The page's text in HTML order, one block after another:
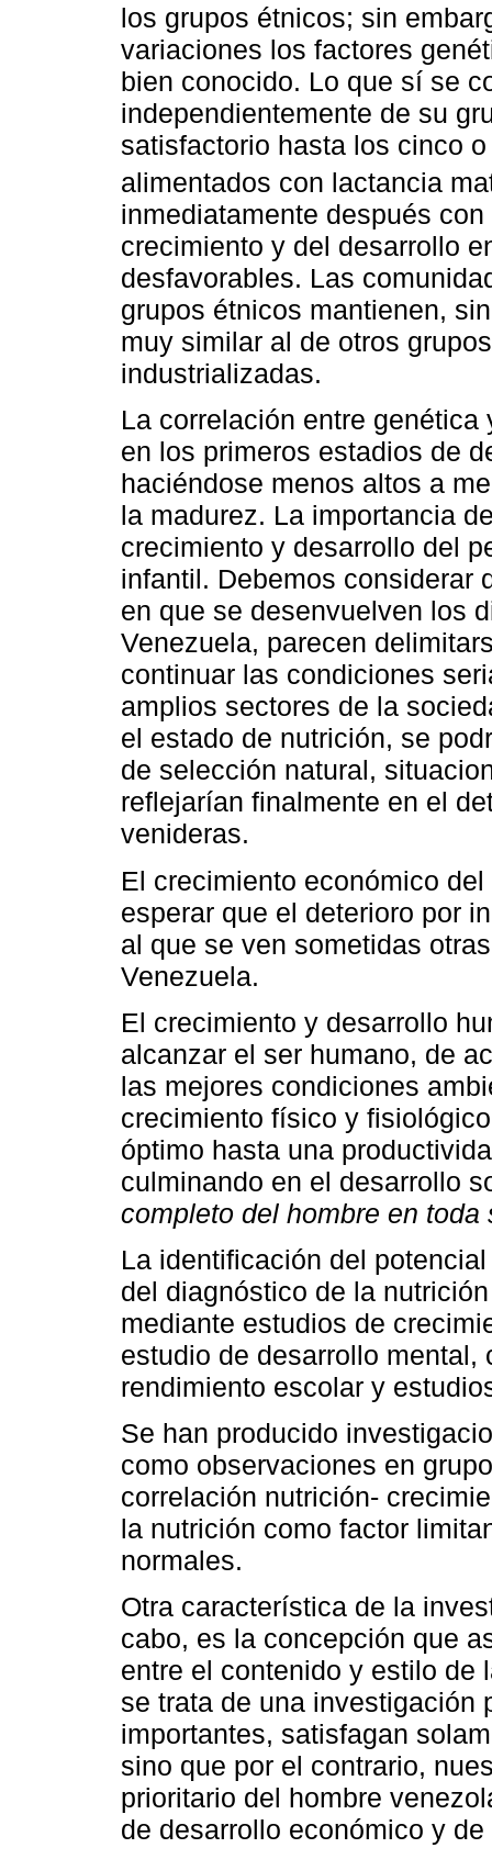
los grupos étnicos; sin
variaciones los factores
bien conocido. Lo que sí se
independientemente de su
satisfactorio hasta los cinco
alimentados con lactancia
inmediatamente después
crecimiento y del desarrollo
desfavorables. Las
grupos étnicos mantienen,
muy similar al de otros
industrializadas.
La correlación entre
en los primeros estadios de
haciéndose menos altos a
la madurez. La importancia
crecimiento y desarrollo del
infantil. Debemos considerar
en que se desenvuelven los
Venezuela, parecen
continuar las condiciones
amplios sectores de la
el estado de nutrición, se
de selección natural,
reflejarían finalmente en el
venideras.
El crecimiento económico
esperar que el deterioro por
al que se ven sometidas
Venezuela.
El crecimiento y desarrollo
alcanzar el ser humano, de
las mejores condiciones
crecimiento físico y
óptimo hasta una
culminando en el desarrollo
completo del hombre en
La identificación del
del diagnóstico de la
mediante estudios de
estudio de desarrollo mental,
rendimiento escolar y
Se han producido
como observaciones en
correlación nutrición-
la nutrición como factor
normales.
Otra característica de la
cabo, es la concepción que
entre el contenido y estilo de
se trata de una investigación
importantes, satisfagan
sino que por el contrario,
prioritario del hombre
de desarrollo económico y de